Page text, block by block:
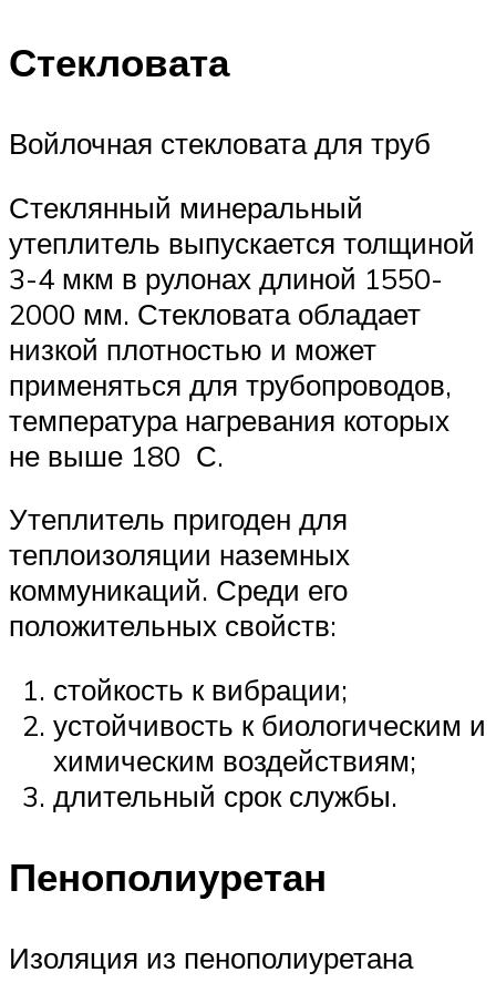
Стекловата
Войлочная стекловата для труб
Стеклянный минеральный
утеплитель выпускается толщиной
3-4 мкм в рулонах длиной 1550-
2000 мм. Стекловата обладает
низкой плотностью и может
применяться для трубопроводов,
температура нагревания которых
не выше 180 С.
Утеплитель пригоден для
теплоизоляции наземных
коммуникаций. Среди его
положительных свойств:
стойкость к вибрации;
устойчивость к биологическим и
химическим воздействиям;
длительный срок службы.
Пенополиуретан
Изоляция из пенополиуретана